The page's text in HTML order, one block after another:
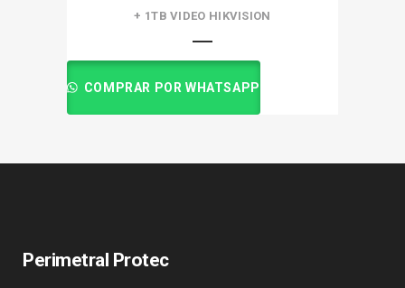
+ 1TB VIDEO HIKVISION
COMPRAR POR WHATSAPP
Perimetral Protec